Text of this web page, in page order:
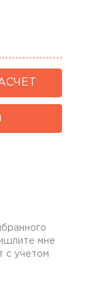
мне
с учетом